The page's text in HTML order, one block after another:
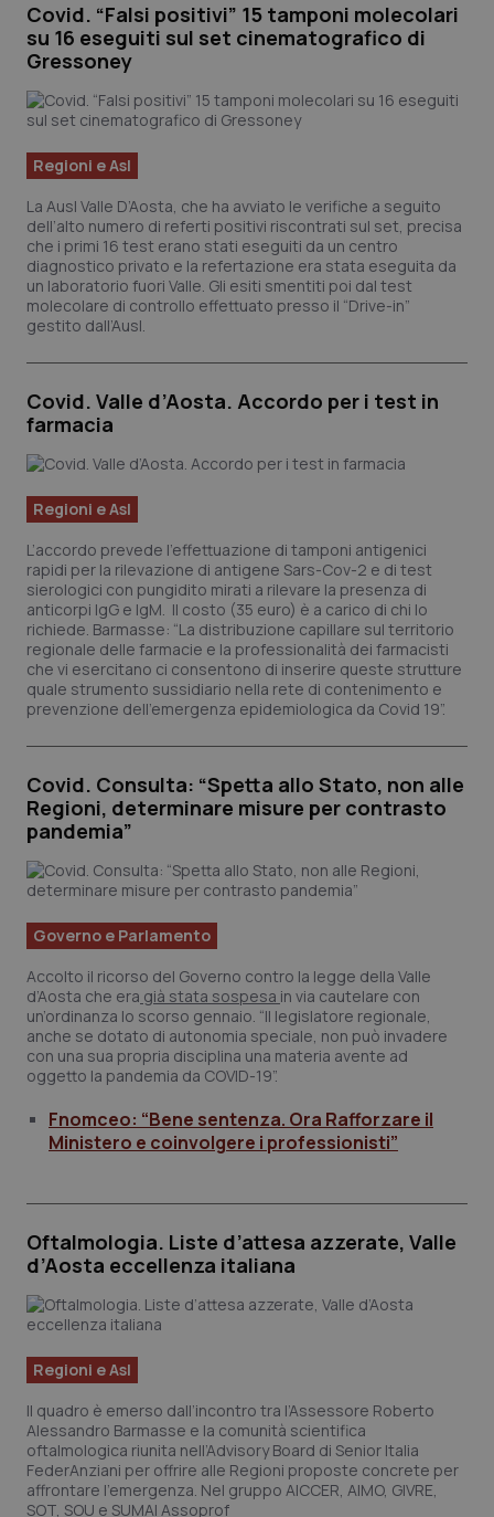
Covid. “Falsi positivi” 15 tamponi molecolari
su 16 eseguiti sul set cinematografico di
Gressoney
Regioni e Asl
La Ausl Valle D’Aosta, che ha avviato le verifiche a seguito
dell’alto numero di referti positivi riscontrati sul set, precisa
che i primi 16 test erano stati eseguiti da un centro
diagnostico privato e la refertazione era stata eseguita da
un laboratorio fuori Valle. Gli esiti smentiti poi dal test
molecolare di controllo effettuato presso il “Drive-in”
gestito dall’Ausl.
Covid. Valle d’Aosta. Accordo per i test in
farmacia
Regioni e Asl
L’accordo prevede l’effettuazione di tamponi antigenici
rapidi per la rilevazione di antigene Sars-Cov-2 e di test
sierologici con pungidito mirati a rilevare la presenza di
anticorpi IgG e IgM. Il costo (35 euro) è a carico di chi lo
richiede. Barmasse: “La distribuzione capillare sul territorio
regionale delle farmacie e la professionalità dei farmacisti
che vi esercitano ci consentono di inserire queste strutture
quale strumento sussidiario nella rete di contenimento e
prevenzione dell’emergenza epidemiologica da Covid 19”.
Covid. Consulta: “Spetta allo Stato, non alle
Regioni, determinare misure per contrasto
pandemia”
Governo e Parlamento
Accolto il ricorso del Governo contro la legge della Valle
d’Aosta che era già stata sospesa in via cautelare con
un’ordinanza lo scorso gennaio. “Il legislatore regionale,
anche se dotato di autonomia speciale, non può invadere
con una sua propria disciplina una materia avente ad
oggetto la pandemia da COVID-19”.
Fnomceo: “Bene sentenza. Ora Rafforzare il
Ministero e coinvolgere i professionisti”
Oftalmologia. Liste d’attesa azzerate, Valle
d’Aosta eccellenza italiana
Regioni e Asl
Il quadro è emerso dall’incontro tra l’Assessore Roberto
Alessandro Barmasse e la comunità scientifica
oftalmologica riunita nell’Advisory Board di Senior Italia
FederAnziani per offrire alle Regioni proposte concrete per
affrontare l’emergenza. Nel gruppo AICCER, AIMO, GIVRE,
SOT, SOU e SUMAI Assoprof
tracking-sites-ironfish-
tracking-enable
tracking-sites-ironfish-
session-id
www.quotidianosanita.it
_ga
Google LLC
www.quotidianosanita.it
_ga_KM60CM4NPH